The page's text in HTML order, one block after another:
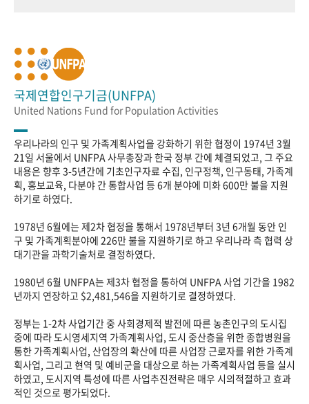
국제연합인구기금(UNFPA)
United Nations Fund for Population Activities
우리나라의 인구 및 가족계획사업을 강화하기 위한 협정이 1974년 3월
21일 서울에서 UNFPA 사무총장과 한국 정부 간에 체결되었고, 그 주요
내용은 향후 3-5년간에 기초인구자료 수집, 인구정책, 인구동태, 가족계
획, 홍보교육, 다분야 간 통합사업 등 6개 분야에 미화 600만 불을 지원
하기로 하였다.
1978년 6월에는 제2차 협정을 통해서 1978년부터 3년 6개월 동안 인
구 및 가족계획분야에 226만 불을 지원하기로 하고 우리나라 측 협력 상
대기관을 과학기술처로 결정하였다.
1980년 6월 UNFPA는 제3차 협정을 통하여 UNFPA 사업 기간을 1982
년까지 연장하고 $2,481,546을 지원하기로 결정하였다.
정부는 1-2차 사업기간 중 사회경제적 발전에 따른 농촌인구의 도시집
중에 따라 도시영세지역 가족계획사업, 도시 중산층을 위한 종합병원을
통한 가족계획사업, 산업장의 확산에 따른 사업장 근로자를 위한 가족계
획사업, 그리고 현역 및 예비군을 대상으로 하는 가족계획사업 등을 실시
하였고, 도시지역 특성에 따른 사업추진전략은 매우 시의적절하고 효과
적인 것으로 평가되었다.